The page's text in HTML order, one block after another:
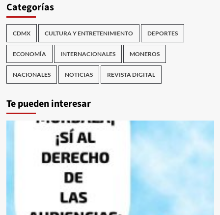
Categorías
CDMX CULTURA Y ENTRETENIMIENTO DEPORTES
ECONOMÍA INTERNACIONALES MONEROS
NACIONALES NOTICIAS REVISTA DIGITAL
Te pueden interesar